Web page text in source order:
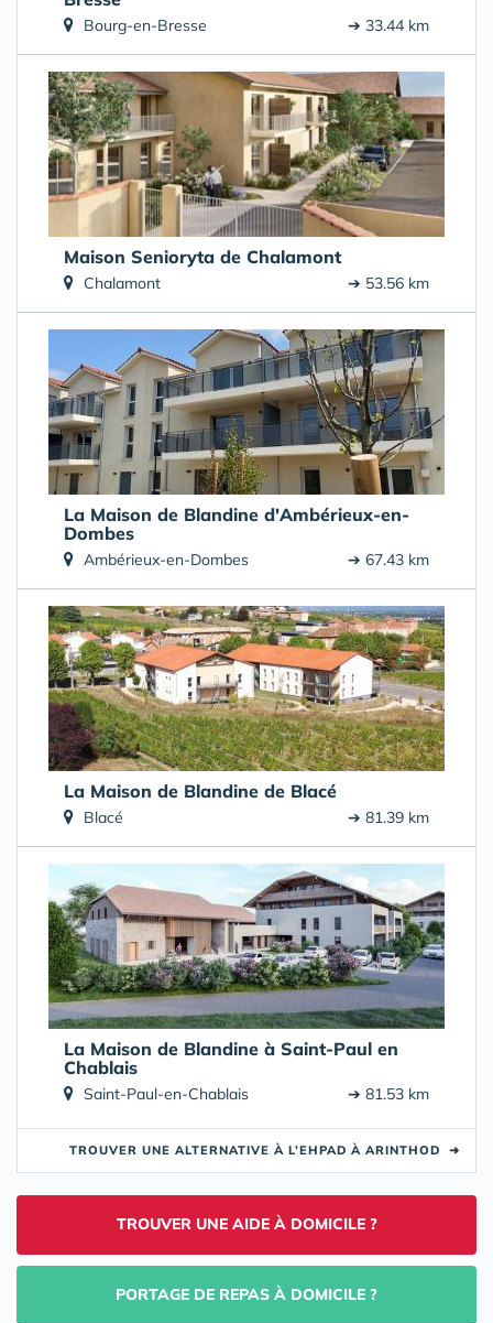
Bourg-en-Bresse ➔ 33.44 km
Maison Senioryta de Chalamont
Chalamont ➔ 53.56 km
La Maison de Blandine d'Ambérieux-en-
Dombes
Ambérieux-en-Dombes ➔ 67.43 km
La Maison de Blandine de Blacé
Blacé ➔ 81.39 km
La Maison de Blandine à Saint-Paul en
Chablais
Saint-Paul-en-Chablais ➔ 81.53 km
TROUVER UNE ALTERNATIVE À L’EHPAD À ARINTHOD ➜
TROUVER UNE AIDE À DOMICILE ?
PORTAGE DE REPAS À DOMICILE ?